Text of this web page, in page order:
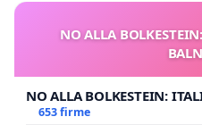
NO ALLA
NO ALLA BOLKESTEIN:
653 firme